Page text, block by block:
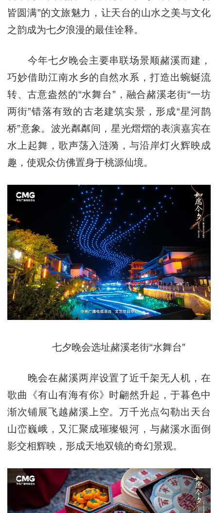
皆圆满”的文旅魅力，让天台的山水之美与文化
之韵成为七夕浪漫的最佳诠释。
今年七夕晚会主要串联场景顺赭溪而建，
巧妙借助江南水乡的自然水系，打造出蜿蜒流
转、古意盎然的“水舞台”，融合赭溪老街“一坊
两街”错落有致的古老建筑实景，形成“星河鹊
桥”意象。波光粼粼间，星光熠熠的表演嘉宾在
水上起舞，歌声荡入涟漪，与沿岸灯火辉映成
趣，使观众仿佛置身于桃源仙境。
七夕晚会选址赭溪老街“水舞台”
晚会在赭溪两岸设置了近千架无人机，在
歌曲《有山有海有你》时翩然升起，于暮色中
渐次铺展飞越赭溪上空。万千光点勾勒出天台
山峦巍峨，又汇聚成璀璨银河，与赭溪水面倒
影交相辉映，形成天地双镜的奇幻景观。